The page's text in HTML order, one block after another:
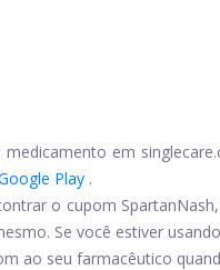
medicamento em
Play .
o cupom
Se você estiver
ao seu farmacêutico